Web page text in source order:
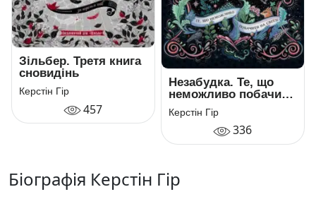
Зільбер. Третя книга
сновидінь
Керстін Гір
457
Незабудка. Те, що
неможливо побачити
на світлі
Керстін Гір
336
Біографія Керстін Гір